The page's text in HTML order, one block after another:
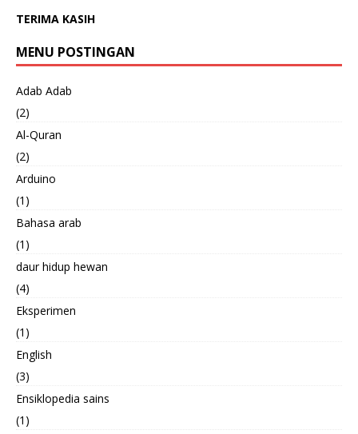
TERIMA KASIH
MENU POSTINGAN
Adab Adab
(2)
Al-Quran
(2)
Arduino
(1)
Bahasa arab
(1)
daur hidup hewan
(4)
Eksperimen
(1)
English
(3)
Ensiklopedia sains
(1)